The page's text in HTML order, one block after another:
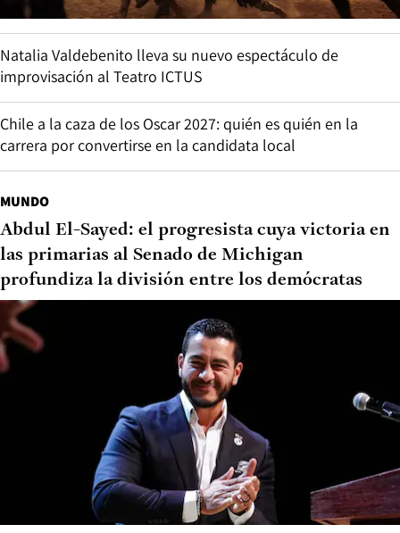
Natalia Valdebenito lleva su nuevo espectáculo de
improvisación al Teatro ICTUS
Chile a la caza de los Oscar 2027: quién es quién en la
carrera por convertirse en la candidata local
MUNDO
Abdul El-Sayed: el progresista cuya victoria en
las primarias al Senado de Michigan
profundiza la división entre los demócratas